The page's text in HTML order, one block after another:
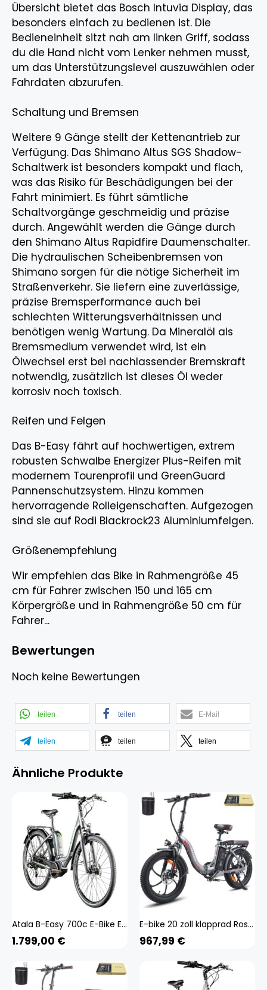
Übersicht bietet das Bosch Intuvia Display, das
besonders einfach zu bedienen ist. Die
Bedieneinheit sitzt nah am linken Griff, sodass
du die Hand nicht vom Lenker nehmen musst,
um das Unterstützungslevel auszuwählen oder
Fahrdaten abzurufen.
Schaltung und Bremsen
Weitere 9 Gänge stellt der Kettenantrieb zur
Verfügung. Das Shimano Altus SGS Shadow-
Schaltwerk ist besonders kompakt und flach,
was das Risiko für Beschädigungen bei der
Fahrt minimiert. Es führt sämtliche
Schaltvorgänge geschmeidig und präzise
durch. Angewählt werden die Gänge durch
den Shimano Altus Rapidfire Daumenschalter.
Die hydraulischen Scheibenbremsen von
Shimano sorgen für die nötige Sicherheit im
Straßenverkehr. Sie liefern eine zuverlässige,
präzise Bremsperformance auch bei
schlechten Witterungsverhältnissen und
benötigen wenig Wartung. Da Mineralöl als
Bremsmedium verwendet wird, ist ein
Ölwechsel erst bei nachlassender Bremskraft
notwendig, zusätzlich ist dieses Öl weder
korrosiv noch toxisch.
Reifen und Felgen
Das B-Easy fährt auf hochwertigen, extrem
robusten Schwalbe Energizer Plus-Reifen mit
modernem Tourenprofil und GreenGuard
Pannenschutzsystem. Hinzu kommen
hervorragende Rolleigenschaften. Aufgezogen
sind sie auf Rodi Blackrock23 Aluminiumfelgen.
Größenempfehlung
Wir empfehlen das Bike in Rahmengröße 45
cm für Fahrer zwischen 150 und 165 cm
Körpergröße und in Rahmengröße 50 cm für
Fahrer...
Bewertungen
Noch keine Bewertungen
teilen teilen E-Mail
teilen teilen teilen
Ähnliche Produkte
Atala B-Easy 700c E-Bike E Citybike 28 Zoll Pedelec Bosch Stadtrad Hollandrad
1.799,00 €
E-bike 20 zoll klapprad Rostfreie Aluminiumlegierung bis zu 120 -150 km Wasserdicht IPX5 Citybike 7 Gang, Grau INTEGRIERTES RAD:CHAOYANG 3,0 fette Reifen haben eine große Elastizität, die die Kontaktfläche mit dem Boden vergrößert, den Grip und die Fahrst
967,99 €